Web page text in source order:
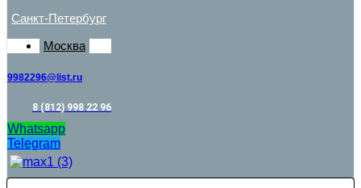
Санкт-Петербург
Москва
9982296@list.ru
8 (812) 998 22 96
Whatsapp
Telegram